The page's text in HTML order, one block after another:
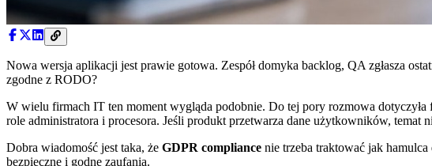
Nowa wersja aplikacji jest prawie gotowa. Zespół domyka backlog, QA zgłasza
zgodne z RODO?
W wielu firmach IT ten moment wygląda podobnie. Do tej pory rozmowa
role administratora i procesora. Jeśli produkt przetwarza dane użytkowników, temat
Dobra wiadomość jest taka, że GDPR compliance nie trzeba traktować jak
bezpieczne i godne zaufania.